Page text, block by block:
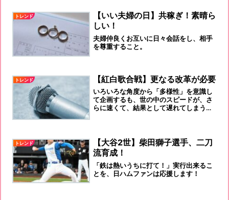
トレンド
【いい夫婦の日】共稼ぎ！素晴ら
しい！
夫婦仲良くお互いに日々会話をし、相手
を尊重すること。
トレンド 【紅白歌合戦】更なる改革が必要
いろいろな角度から「多様性」を意識し
て企画するも、世の中のスピードが、さ
らに速くて、結果として遅れてしまうと
トレンド
【大谷2世】柴田獅子選手、二刀
流育成！
「鉄は熱いうちに打て！」実行出来るこ
とを、日ハムファンは応援します！